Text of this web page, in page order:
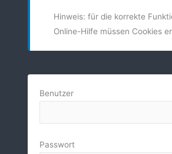
Hinweis: für die korrekte
Online-Hilfe müssen Cookies
Benutzer
Passwort